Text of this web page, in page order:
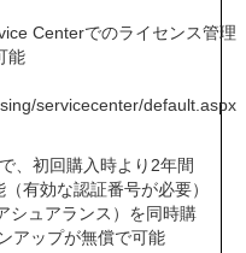
Centerでのライセンス管理
能
servicecenter/default.aspx
、初回購入時より2年間
有効な認証番号が必要）
シュアランス）を同時購
アップが無償で可能